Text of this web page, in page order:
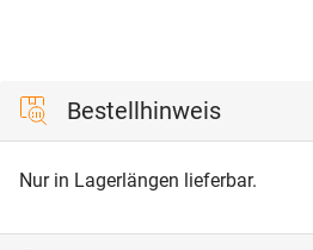
Bestellhinweis
Nur in Lagerlängen lieferbar.